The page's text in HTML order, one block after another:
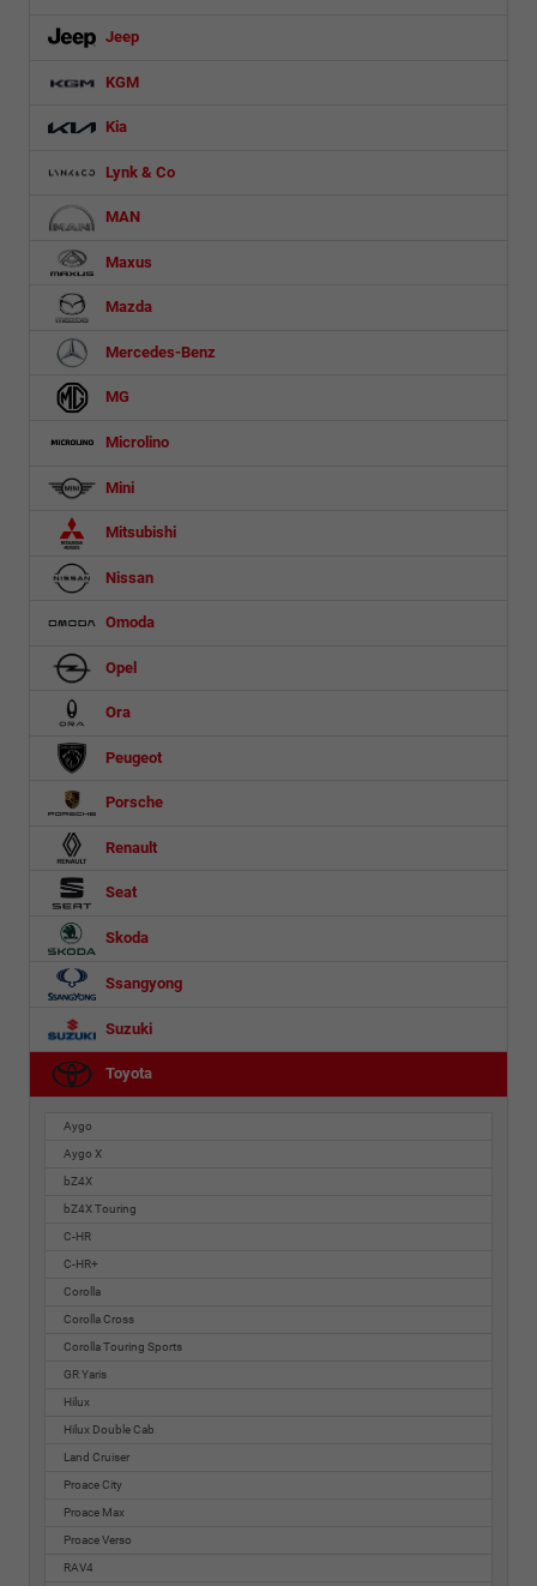
Jeep
KGM
Kia
Lynk & Co
MAN
Maxus
Mazda
Mercedes-Benz
MG
Microlino
Mini
Mitsubishi
Nissan
Omoda
Opel
Ora
Peugeot
Porsche
Renault
Seat
Skoda
Ssangyong
Suzuki
Toyota
Aygo
Aygo X
bZ4X
bZ4X Touring
C-HR
C-HR+
Corolla
Corolla Cross
Corolla Touring Sports
GR Yaris
Hilux
Hilux Double Cab
Land Cruiser
Proace City
Proace Max
Proace Verso
RAV4